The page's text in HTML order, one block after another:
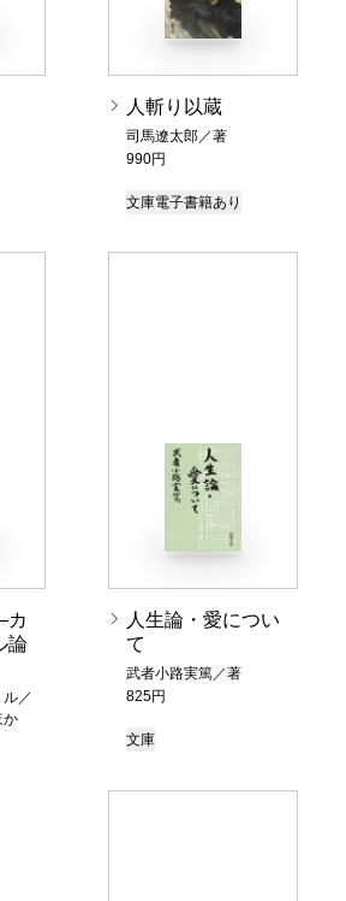
人斬り以蔵
司馬遼太郎／著
990円
文庫電子書籍あり
カ
論
／
か
人生論・愛につい
て
武者小路実篤／著
825円
文庫